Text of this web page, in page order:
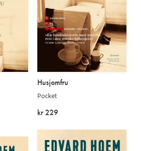
Husjomfru
Pocket
kr 229